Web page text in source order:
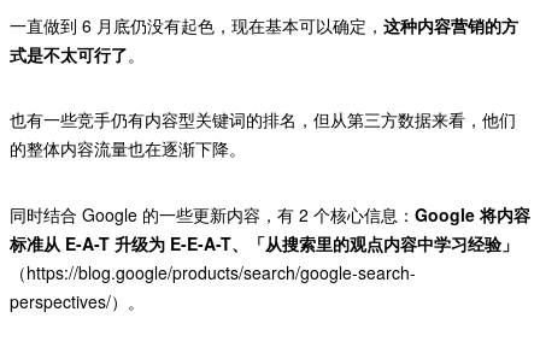
一直做到 6 月底仍没有起色，现在基本可以确定， 这种内容营销的方
式是不太可行了。
也有一些竞手仍有内容型关键词的排名，但从第三方数据来看，他们
的整体内容流量也在逐渐下降。
同时结合 Google 的一些更新内容，有 2 个核心信息： Google 将内容
标准从 E-A-T 升级为 E-E-A-T、「从搜索里的观点内容中学习经验」
（https://blog.google/products/search/google-search-
perspectives/）。